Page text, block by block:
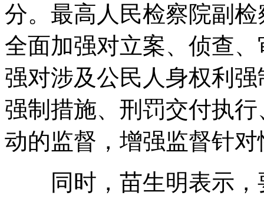
分。最高人民检察院副
全面加强对立案、侦查
强对涉及公民人身权利
强制措施、刑罚交付执
动的监督，增强监督针对
同时，苗生明表示，